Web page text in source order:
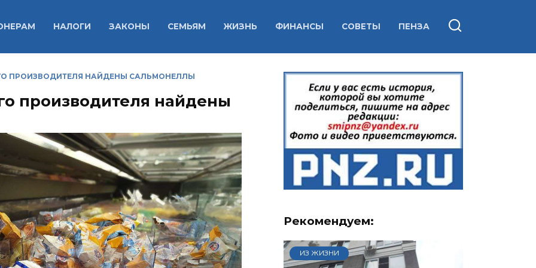
НАЛОГИ ЗАКОНЫ СЕМЬЯМ ЖИЗНЬ ФИНАНСЫ СОВЕТЫ ПЕНЗА
ПРОИЗВОДИТЕЛЯ НАЙДЕНЫ САЛЬМОНЕЛЛЫ
производителя найдены
Рекомендуем:
ИЗ ЖИЗНИ